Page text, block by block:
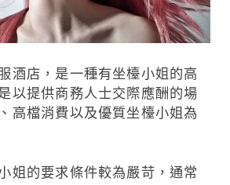
酒店，是一種有坐檯小姐的高
以提供商務人士交際應酬的場
高檔消費以及優質坐檯小姐為
姐的要求條件較為嚴苛，通常